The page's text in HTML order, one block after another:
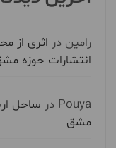
رامیندر اثری از
انتشارات حوزه
Pouyaدر ساحل
مشق